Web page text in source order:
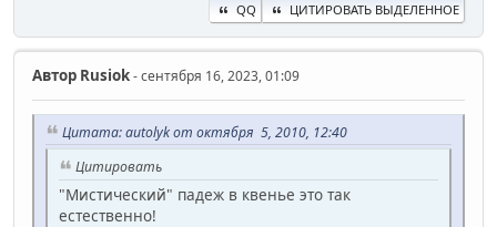
QQ ЦИТИРОВАТЬ ВЫДЕЛЕННОЕ
Автор Rusiok- сентября 16, 2023, 01:09
Цитата: autolyk от октября 5, 2010, 12:40
Цитировать
"Мистический" падеж в квенье это так
естественно!